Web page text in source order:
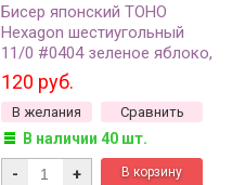
Бисер японский TOHO
Hexagon шестиугольный
11/0 #0404 зеленое яблоко,
радужный непрозрачный, 5
грамм
120 руб.
В желания Сравнить
В наличии 40 шт.
- +